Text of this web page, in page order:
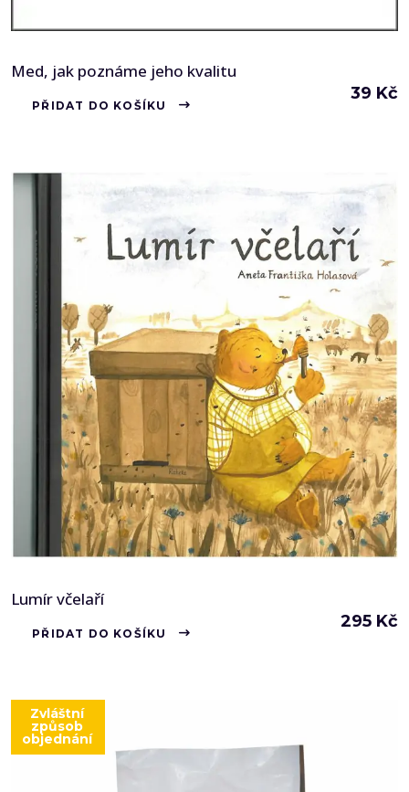
Med, jak poznáme jeho kvalitu
39 Kč
PŘIDAT DO KOŠÍKU
Lumír včelaří
295 Kč
PŘIDAT DO KOŠÍKU
Zvláštní
způsob
objednání